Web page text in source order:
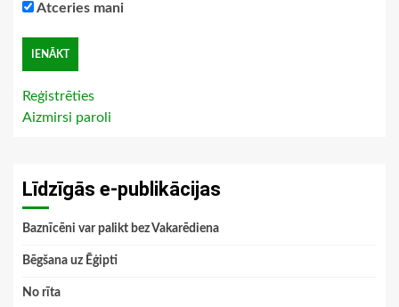
Atceries mani
Reģistrēties
Aizmirsi paroli
Līdzīgās e-publikācijas
Baznīcēni var palikt bez Vakarēdiena
Bēgšana uz Ēģipti
No rīta